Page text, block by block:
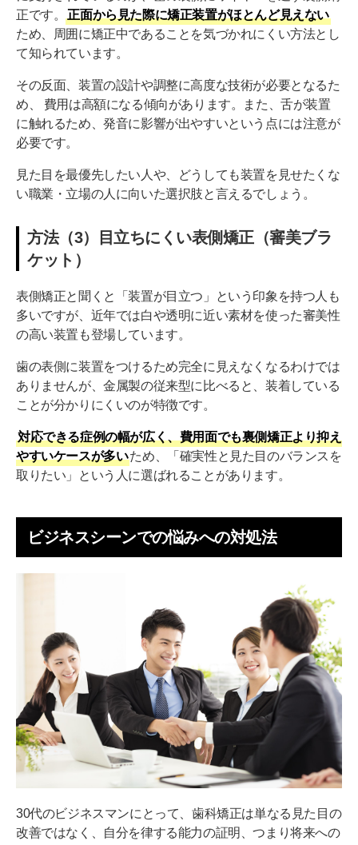
正です。
正面から見た際に矯正装置がほとんど見えない
ため、周囲に矯正中であることを気づかれにくい方法とし
て知られています。
その反面、装置の設計や調整に高度な技術が必要となるた
め、 費用は高額になる傾向があります。また、舌が装置
に触れるため、発音に影響が出やすいという点には注意が
必要です。
見た目を最優先したい人や、どうしても装置を見せたくな
い職業・立場の人に向いた選択肢と言えるでしょう。
方法（3）目立ちにくい表側矯正（審美ブラ
ケット）
表側矯正と聞くと「装置が目立つ」という印象を持つ人も
多いですが、近年では白や透明に近い素材を使った審美性
の高い装置も登場しています。
歯の表側に装置をつけるため完全に見えなくなるわけでは
ありませんが、金属製の従来型に比べると、装着している
ことが分かりにくいのが特徴です。
対応できる症例の幅が広く、費用面でも裏側矯正より抑え
やすいケースが多いため、「確実性と見た目のバランスを
取りたい」という人に選ばれることがあります。
ビジネスシーンでの悩みへの対処法
30代のビジネスマンにとって、歯科矯正は単なる見た目の
改善ではなく、自分を律する能力の証明、つまり将来への